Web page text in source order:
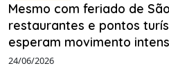
Mesmo com feriado de
restaurantes e pontos
esperam movimento
24/06/2026